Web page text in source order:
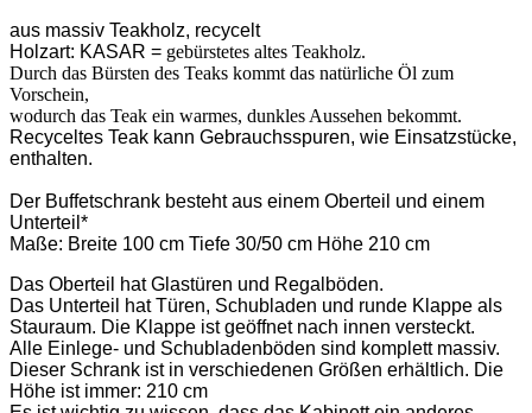
aus massiv Teakholz, recycelt
Holzart: KASAR = gebürstetes altes Teakholz.
Durch das Bürsten des Teaks kommt das natürliche Öl zum
Vorschein,
wodurch das Teak ein warmes, dunkles Aussehen bekommt.
Recyceltes Teak kann Gebrauchsspuren, wie Einsatzstücke,
enthalten.
Der Buffetschrank besteht aus einem Oberteil und einem
Unterteil*
Maße: Breite 100 cm Tiefe 30/50 cm Höhe 210 cm
Das Oberteil hat Glastüren und Regalböden.
Das Unterteil hat Türen, Schubladen und runde Klappe als
Stauraum. Die Klappe ist geöffnet nach innen versteckt.
Alle Einlege- und Schubladenböden sind komplett massiv.
Dieser Schrank ist in verschiedenen Größen erhältlich. Die
Höhe ist immer: 210 cm